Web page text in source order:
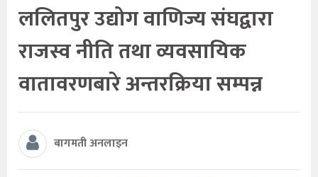
ललितपुर उद्योग वाणिज्य संघद्वारा
राजस्व नीति तथा व्यवसायिक
वातावरणबारे अन्तरक्रिया सम्पन्न
बागमती अनलाइन